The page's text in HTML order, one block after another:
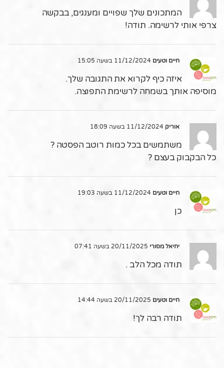
המתכונים שלך שפויים ומענגים, בבקשה
צרפי אותי לרשימה. תודה!
חיים וטעים
איזה כיף לקרוא את התגובה שלך.
מוסיפה אותך בשמחה לרשימת התפוצה.
אוריק
משתמשים בכל כמות רוטב הפסטה ?
כל הבקבוק בעצם ?
חיים וטעים
כן
יחיאל מסורי
תודה מכל הלב .
חיים וטעים
תודה רבה לך!